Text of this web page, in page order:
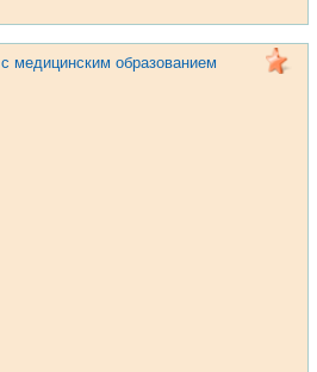
с медицинским образованием